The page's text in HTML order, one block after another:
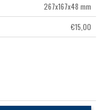
267x167x48 mm
€15,00